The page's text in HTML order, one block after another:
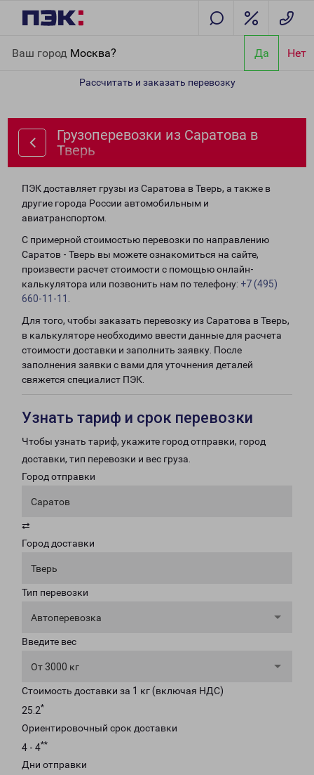
Ваш город Москва? Да Нет
Рассчитать и заказать перевозку
Грузоперевозки из Саратова в
Тверь
ПЭК доставляет грузы из Саратова в Тверь, а также в
другие города России автомобильным и
авиатранспортом.
С примерной стоимостью перевозки по направлению
Саратов - Тверь вы можете ознакомиться на сайте,
произвести расчет стоимости с помощью онлайн-
калькулятора или позвонить нам по телефону: +7 (495)
660-11-11
Для того, чтобы заказать перевозку из Саратова в Тверь,
в калькуляторе необходимо ввести данные для расчета
стоимости доставки и заполнить заявку. После
заполнения заявки с вами для уточнения деталей
свяжется специалист ПЭК.
Узнать тариф и срок перевозки
Чтобы узнать тариф, укажите город отправки, город
доставки, тип перевозки и вес груза.
Город отправки
Саратов
⇄
Город доставки
Тверь
Тип перевозки
Автоперевозка
Введите вес
От 3000 кг
Стоимость доставки за 1 кг (включая НДС)
25.2*
Ориентировочный срок доставки
4 - 4**
Дни отправки